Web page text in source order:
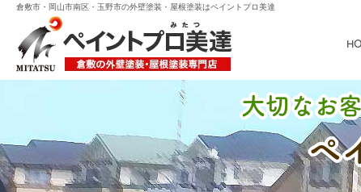
倉敷市・岡山市南区・玉野市の外壁塗装・屋根塗装はペイントプロ美達
大切なお
ペ